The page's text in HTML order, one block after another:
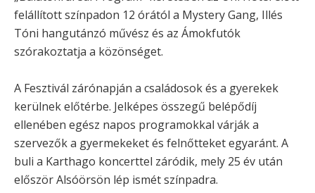
felállított színpadon 12 órától a Mystery Gang, Illés
Tóni hangutánzó művész és az Ámokfutók
szórakoztatja a közönséget.
A Fesztivál zárónapján a családosok és a gyerekek
kerülnek előtérbe. Jelképes összegű belépődíj
ellenében egész napos programokkal várják a
szervezők a gyermekeket és felnőtteket egyaránt. A
buli a Karthago koncerttel záródik, mely 25 év után
először Alsóörsön lép ismét színpadra.